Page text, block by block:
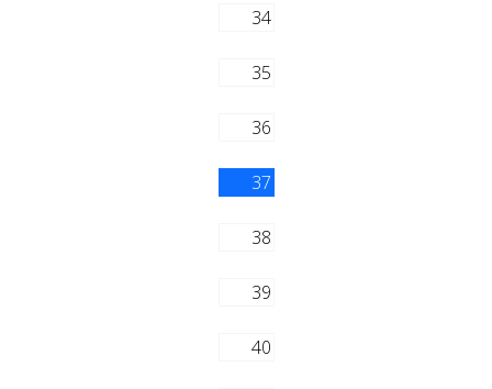
34
35
36
37
38
39
40